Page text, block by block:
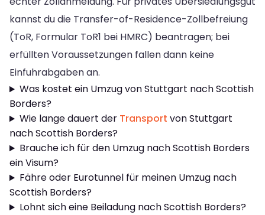
kannst du die Transfer-of-Residence-Zollbefreiung
(ToR, Formular ToR1 bei HMRC) beantragen; bei
erfüllten Voraussetzungen fallen dann keine
Einfuhrabgaben an.
Was kostet ein Umzug von Stuttgart nach Scottish
Borders?
Wie lange dauert der Transport von Stuttgart
nach Scottish Borders?
Brauche ich für den Umzug nach Scottish Borders
ein Visum?
Fähre oder Eurotunnel für meinen Umzug nach
Scottish Borders?
Lohnt sich eine Beiladung nach Scottish Borders?